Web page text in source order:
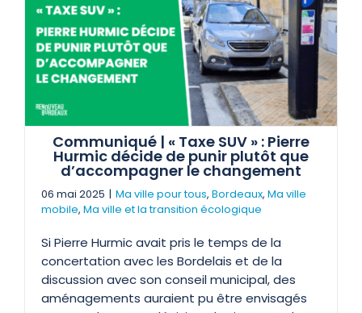
Communiqué | « Taxe SUV » : Pierre
Hurmic décide de punir plutôt que
d’accompagner le changement
06 mai 2025 | Ma ville pour tous, Bordeaux, Ma ville
mobile, Ma ville et la transition écologique
Si Pierre Hurmic avait pris le temps de la
concertation avec les Bordelais et de la
discussion avec son conseil municipal, des
aménagements auraient pu être envisagés